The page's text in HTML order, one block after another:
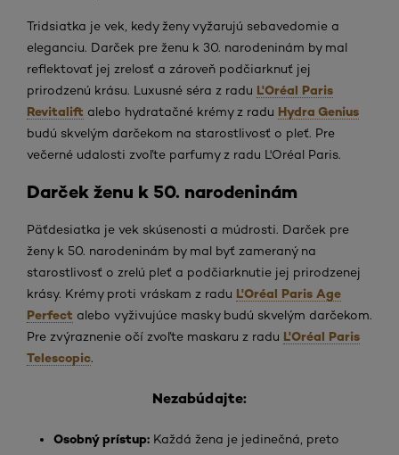
Tridsiatka je vek, kedy ženy vyžarujú sebavedomie a
eleganciu. Darček pre ženu k 30. narodeninám by mal
reflektovať jej zrelosť a zároveň podčiarknuť jej
prirodzenú krásu. Luxusné séra z radu L'Oréal Paris
Revitalift alebo hydratačné krémy z radu Hydra Genius
budú skvelým darčekom na starostlivosť o pleť. Pre
večerné udalosti zvoľte parfumy z radu L'Oréal Paris.
Darček ženu k 50. narodeninám
Päťdesiatka je vek skúsenosti a múdrosti. Darček pre
ženy k 50. narodeninám by mal byť zameraný na
starostlivosť o zrelú pleť a podčiarknutie jej prirodzenej
krásy. Krémy proti vráskam z radu L'Oréal Paris Age
Perfect alebo vyživujúce masky budú skvelým darčekom.
Pre zvýraznenie očí zvoľte maskaru z radu L'Oréal Paris
Telescopic.
Nezabúdajte:
Osobný prístup: Každá žena je jedinečná, preto